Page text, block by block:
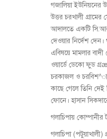
গজালিয়া ইউনিয়নের
উত্তর চরখালী
আদালতে একটি সি.আর
দেওয়ার নির্দেশ
এবিষয়ে মামলার
ওয়ার্ডে ডেকো ফুড
চরকাজল ও চরবিশ^াস
কাছে গেলে তিনি
ফোনে। হাসান
গলাচিপায়
গলাচিপা (পটুয়াখালী)